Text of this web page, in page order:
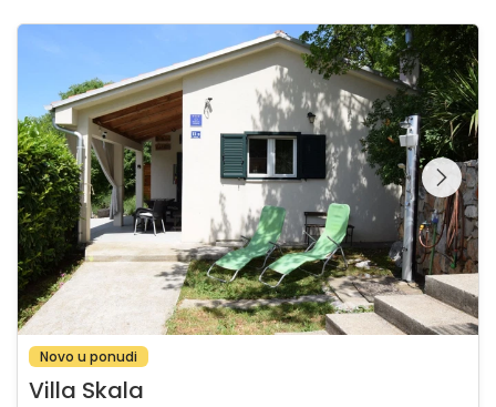
Pregledajte cijelu
galeriju na
Novo u ponudi
Villa Skala